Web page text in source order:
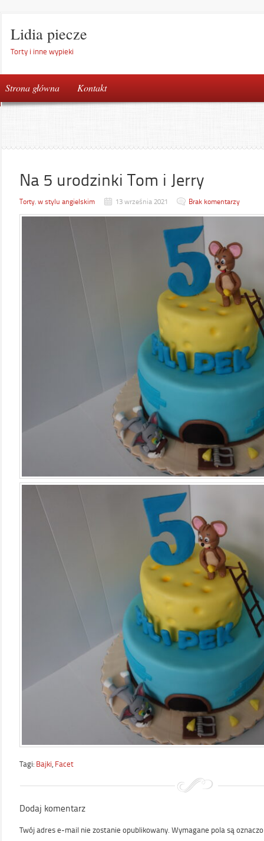
Lidia piecze
Torty i inne wypieki
Strona główna Kontakt
Na 5 urodzinki Tom i Jerry
Torty, w stylu angielskim 13 września 2021 Brak komentarzy
Tagi: Bajki, Facet
Dodaj komentarz
Twój adres e-mail nie zostanie opublikowany. Wymagane pola są